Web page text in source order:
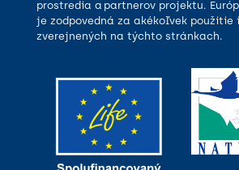
prostredia a partnerov projektu.
je zodpovedná za akékoľvek použitie
zverejnených na týchto stránkach.